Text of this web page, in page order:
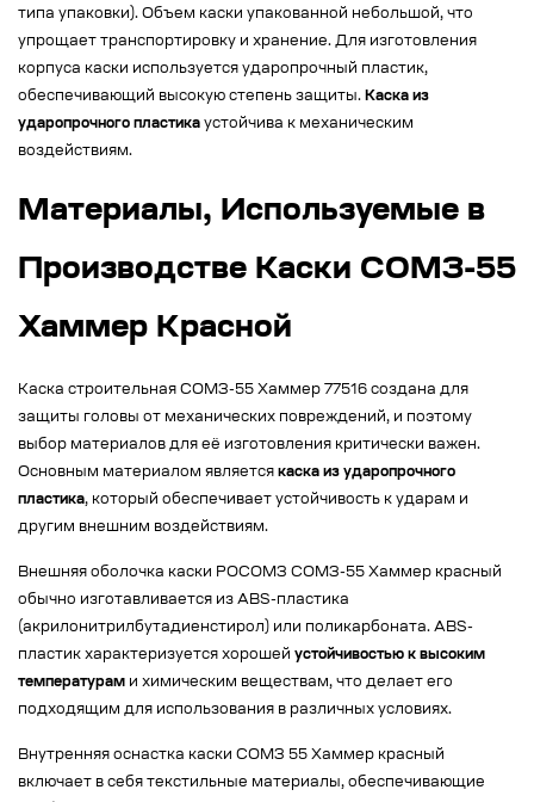
типа упаковки). Объем каски упакованной небольшой, что
упрощает транспортировку и хранение. Для изготовления
корпуса каски используется ударопрочный пластик,
обеспечивающий высокую степень защиты. Каска из
ударопрочного пластика устойчива к механическим
воздействиям.
Материалы, Используемые в
Производстве Каски СОМЗ-55
Хаммер Красной
Каска строительная СОМЗ-55 Хаммер 77516 создана для
защиты головы от механических повреждений, и поэтому
выбор материалов для её изготовления критически важен.
Основным материалом является каска из ударопрочного
пластика, который обеспечивает устойчивость к ударам и
другим внешним воздействиям.
Внешняя оболочка каски РОСОМЗ СОМЗ-55 Хаммер красный
обычно изготавливается из ABS-пластика
(акрилонитрилбутадиенстирол) или поликарбоната. ABS-
пластик характеризуется хорошей устойчивостью к высоким
температурам и химическим веществам, что делает его
подходящим для использования в различных условиях.
Внутренняя оснастка каски СОМЗ 55 Хаммер красный
включает в себя текстильные материалы, обеспечивающие